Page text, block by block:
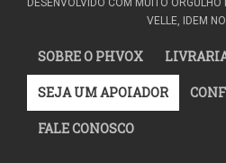
VELLE, IDEM
SOBRE O PHVOX
SEJA UM APOIADOR
FALE CONOSCO